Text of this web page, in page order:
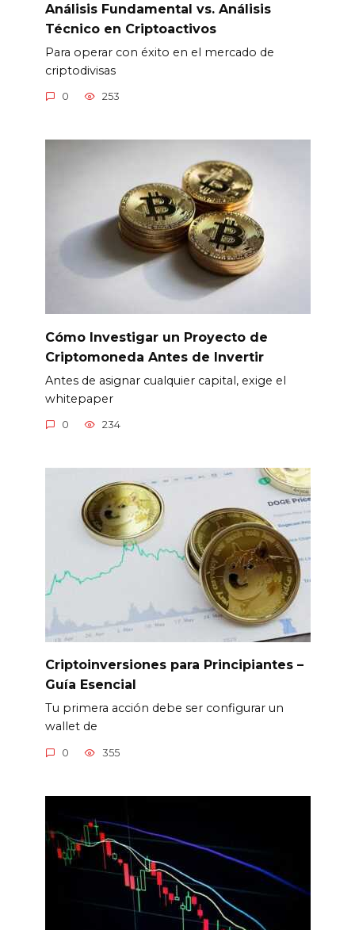
Análisis Fundamental vs. Análisis
Técnico en Criptoactivos
Para operar con éxito en el mercado de
criptodivisas
0 253
Cómo Investigar un Proyecto de
Criptomoneda Antes de Invertir
Antes de asignar cualquier capital, exige el
whitepaper
0 234
Criptoinversiones para Principiantes –
Guía Esencial
Tu primera acción debe ser configurar un
wallet de
0 355